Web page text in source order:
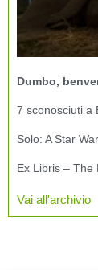
Dumbo,
7 sconosciuti a
Solo: A Star
Ex Libris – The
Vai all'archivio